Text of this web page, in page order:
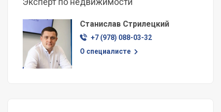
Станислав Стрилецкий
+7 (978) 088-03-32
О специалисте